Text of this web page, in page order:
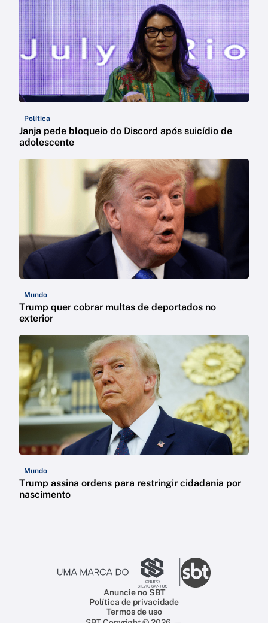
Política
Janja pede bloqueio do Discord após suicídio de
adolescente
Mundo
Trump quer cobrar multas de deportados no
exterior
Mundo
Trump assina ordens para restringir cidadania por
nascimento
Anuncie no SBT
Política de privacidade
Termos de uso